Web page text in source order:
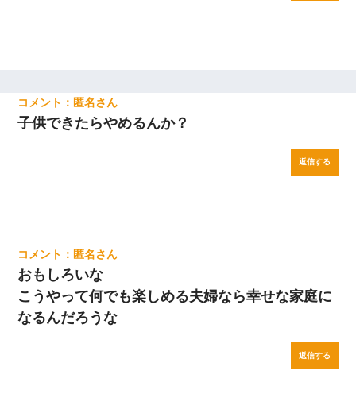
匿名
子供できたらやめるんか？
返信する
匿名
おもしろいな
こうやって何でも楽しめる夫婦なら幸せな家庭に
なるんだろうな
返信する